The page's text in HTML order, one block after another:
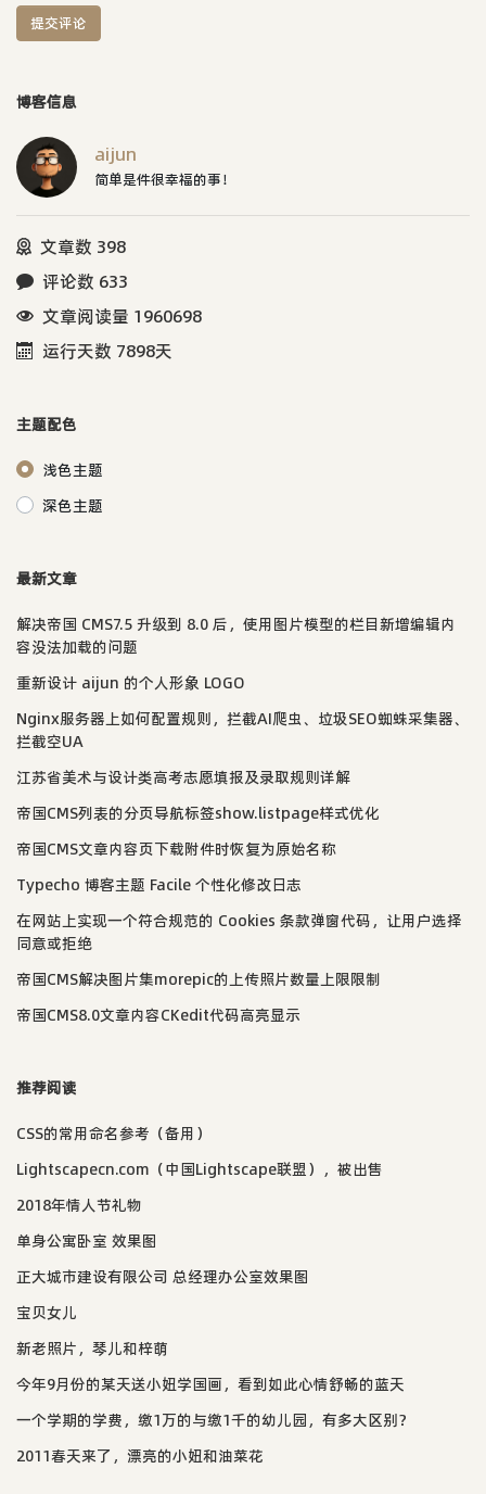
提交评论
博客信息
aijun
简单是件很幸福的事！
文章数 398
评论数 633
文章阅读量 1960698
运行天数 7898天
主题配色
浅色主题
深色主题
最新文章
解决帝国 CMS7.5 升级到 8.0 后，使用图片模型的栏目新增编辑内
容没法加载的问题
重新设计 aijun 的个人形象 LOGO
Nginx服务器上如何配置规则，拦截AI爬虫、垃圾SEO蜘蛛采集器、
拦截空UA
江苏省美术与设计类高考志愿填报及录取规则详解
帝国CMS列表的分页导航标签show.listpage样式优化
帝国CMS文章内容页下载附件时恢复为原始名称
Typecho 博客主题 Facile 个性化修改日志
在网站上实现一个符合规范的 Cookies 条款弹窗代码，让用户选择
同意或拒绝
帝国CMS解决图片集morepic的上传照片数量上限限制
帝国CMS8.0文章内容CKedit代码高亮显示
推荐阅读
CSS的常用命名参考（备用）
Lightscapecn.com（中国Lightscape联盟），被出售
2018年情人节礼物
单身公寓卧室 效果图
正大城市建设有限公司 总经理办公室效果图
宝贝女儿
新老照片，琴儿和梓萌
今年9月份的某天送小妞学国画，看到如此心情舒畅的蓝天
一个学期的学费，缴1万的与缴1千的幼儿园，有多大区别？
2011春天来了，漂亮的小妞和油菜花